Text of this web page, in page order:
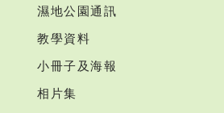
濕地公園通訊
教學資料
小冊子及海報
相片集